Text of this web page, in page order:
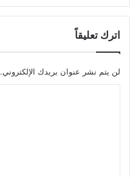
اترك تعليقاً
لن يتم نشر عنوان بريدك الإلكتروني.